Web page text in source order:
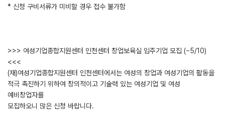
* 신청 구비서류가 미비할 경우 접수 불가함
>>> 여성기업종합지원센터 인천센터 창업보육실 입주기업 모집 (~5/10)
<<<
(재)여성기업종합지원센터 인천센터에서는 여성의 창업과 여성기업의 활동을
적극 촉진하기 위하여 창의적이고 기술력 있는 여성기업 및 여성
예비창업자를
모집하오니 많은 신청 바랍니다.